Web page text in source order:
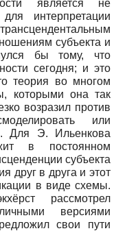
является не
интерпретации
субъекта и
бы тому, что
сегодня; и это
теория во многом
которыми она так
возразил против
или
Для Э. Ильенкова
в постоянном
субъекта
друг в друга и этот
в виде схемы.
рассмотрел
версиями
свои пути